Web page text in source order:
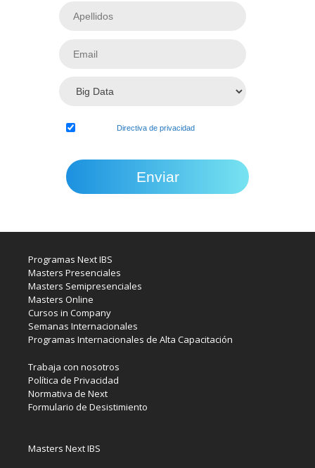
Directiva de privacidad
Programas Next IBS
Masters Presenciales
Masters Semipresenciales
Masters Online
Cursos in Company
Semanas Internacionales
Programas Internacionales de Alta Capacitación
Trabaja con nosotros
Política de Privacidad
Normativa de Next
Formulario de Desistimiento
Masters Next IBS